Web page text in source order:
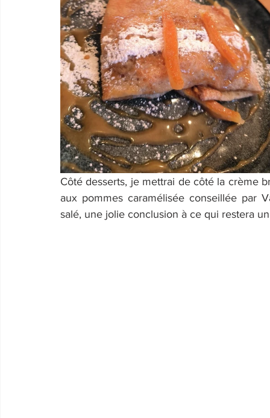
Côté desserts, je mettrai de côté la crème
aux pommes caramélisée conseillée par
salé, une jolie conclusion à ce qui restera